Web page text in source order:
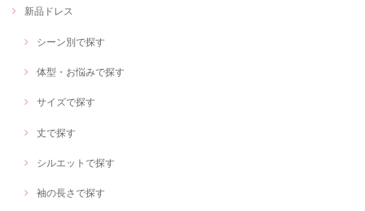
新品ドレス
シーン別で探す
体型・お悩みで探す
サイズで探す
丈で探す
シルエットで探す
袖の長さで探す